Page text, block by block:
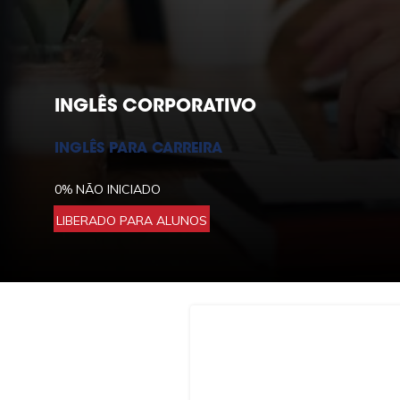
INGLÊS CORPORATIVO
INGLÊS PARA CARREIRA
0% NÃO INICIADO
LIBERADO PARA ALUNOS